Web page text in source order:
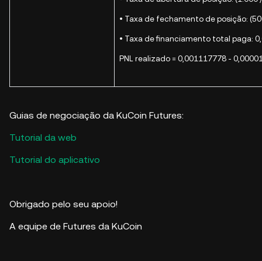
• Taxa de fechamento de posição:
• Taxa de financiamento total paga:
PNL realizado = 0,001117778 -
Guias de negociação da KuCoin Futures:
Tutorial da web
Tutorial do aplicativo
Obrigado pelo seu apoio!
A equipe de Futures da KuCoin